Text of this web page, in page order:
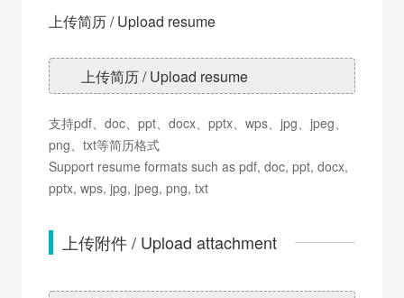
上传简历 / Upload resume
上传简历 / Upload resume
支持pdf、doc、ppt、docx、pptx、wps、jpg、jpeg、
png、txt等简历格式
Support resume formats such as pdf, doc, ppt, docx,
pptx, wps, jpg, jpeg, png, txt
上传附件 / Upload attachment